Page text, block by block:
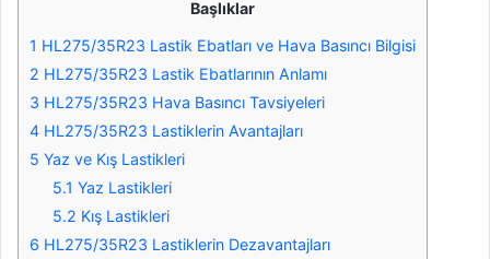
Başlıklar
1 HL275/35R23 Lastik Ebatları ve Hava Basıncı Bilgisi
2 HL275/35R23 Lastik Ebatlarının Anlamı
3 HL275/35R23 Hava Basıncı Tavsiyeleri
4 HL275/35R23 Lastiklerin Avantajları
5 Yaz ve Kış Lastikleri
5.1 Yaz Lastikleri
5.2 Kış Lastikleri
6 HL275/35R23 Lastiklerin Dezavantajları